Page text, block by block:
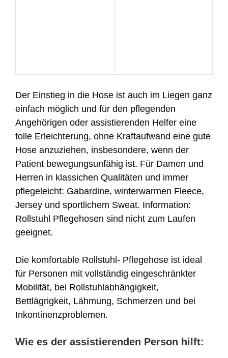
Der Einstieg in die Hose ist auch im Liegen ganz
einfach möglich und für den pflegenden
Angehörigen oder assistierenden Helfer eine
tolle Erleichterung, ohne Kraftaufwand eine gute
Hose anzuziehen, insbesondere, wenn der
Patient bewegungsunfähig ist. Für Damen und
Herren in klassichen Qualitäten und immer
pflegeleicht: Gabardine, winterwarmen Fleece,
Jersey und sportlichem Sweat. Information:
Rollstuhl Pflegehosen sind nicht zum Laufen
geeignet.
Die komfortable Rollstuhl- Pflegehose ist ideal
für Personen mit vollständig eingeschränkter
Mobilität, bei Rollstuhlabhängigkeit,
Bettlägrigkeit, Lähmung, Schmerzen und bei
Inkontinenzproblemen.
Wie es der assistierenden Person hilft: